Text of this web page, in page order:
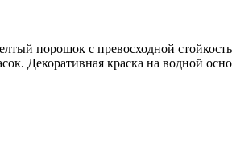
порошок с превосходной
Декоративная краска на водной